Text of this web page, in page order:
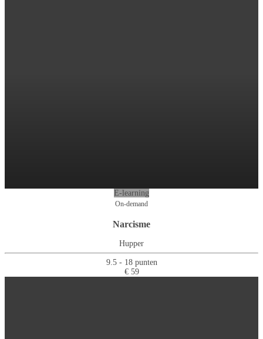
E-learning
On-demand
Narcisme
Hupper
9.5 - 18 punten
€ 59